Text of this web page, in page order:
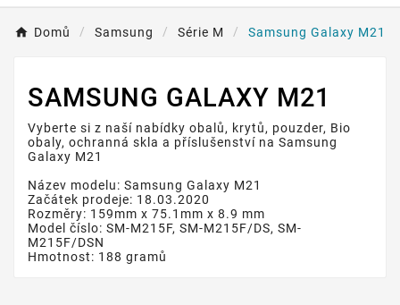
Domů Samsung Série M Samsung Galaxy M21
SAMSUNG GALAXY M21
Vyberte si z naší nabídky obalů, krytů, pouzder, Bio
obaly, ochranná skla a příslušenství na Samsung
Galaxy M21
Název modelu: Samsung Galaxy M21
Začátek prodeje: 18.03.2020
Rozměry: 159mm x 75.1mm x 8.9 mm
Model číslo: SM-M215F, SM-M215F/DS, SM-
M215F/DSN
Hmotnost: 188 gramů